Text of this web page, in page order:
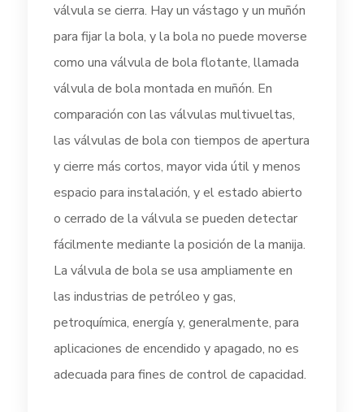
válvula se cierra. Hay un vástago y un muñón
para fijar la bola, y la bola no puede moverse
como una válvula de bola flotante, llamada
válvula de bola montada en muñón. En
comparación con las válvulas multivueltas,
las válvulas de bola con tiempos de apertura
y cierre más cortos, mayor vida útil y menos
espacio para instalación, y el estado abierto
o cerrado de la válvula se pueden detectar
fácilmente mediante la posición de la manija.
La válvula de bola se usa ampliamente en
las industrias de petróleo y gas,
petroquímica, energía y, generalmente, para
aplicaciones de encendido y apagado, no es
adecuada para fines de control de capacidad.